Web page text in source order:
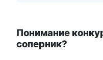
Понимание
соперник?